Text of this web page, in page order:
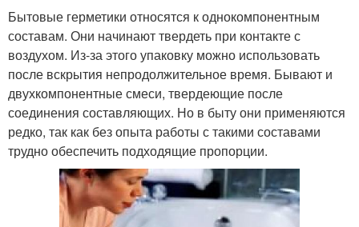
Бытовые герметики относятся к однокомпонентным
составам. Они начинают твердеть при контакте с
воздухом. Из-за этого упаковку можно использовать
после вскрытия непродолжительное время. Бывают и
двухкомпонентные смеси, твердеющие после
соединения составляющих. Но в быту они применяются
редко, так как без опыта работы с такими составами
трудно обеспечить подходящие пропорции.